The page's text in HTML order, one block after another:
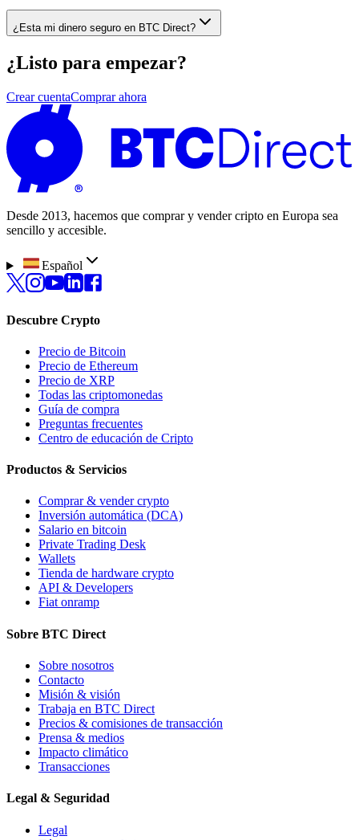
¿Esta mi dinero seguro en BTC Direct?
¿Listo para empezar?
Crear cuentaComprar ahora
Desde 2013, hacemos que comprar y vender cripto en Europa sea
sencillo y accesible.
Español
Descubre Crypto
Precio de Bitcoin
Precio de Ethereum
Precio de XRP
Todas las criptomonedas
Guía de compra
Preguntas frecuentes
Centro de educación de Cripto
Productos & Servicios
Comprar & vender crypto
Inversión automática (DCA)
Salario en bitcoin
Private Trading Desk
Wallets
Tienda de hardware crypto
API & Developers
Fiat onramp
Sobre BTC Direct
Sobre nosotros
Contacto
Misión & visión
Trabaja en BTC Direct
Precios & comisiones de transacción
Prensa & medios
Impacto climático
Transacciones
Legal & Seguridad
Legal